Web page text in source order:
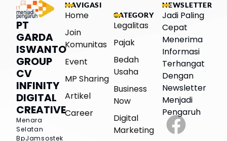
PT
GARDA
ISWANTO
GROUP
CV
INFINITY
DIGITAL
CREATIVE
Menara
Selatan
BpJamsostek
NAVIGASI
Home
Join
Komunitas
Event
MP Sharing
Artikel
Career
CATEGORY
Legalitas
Pajak
Bedah
Usaha
Business
Now
Digital
Marketing
NEWSLETTER
Jadi Paling
Cepat
Menerima
Informasi
Terhangat
Dengan
Newsletter
Menjadi
Pengaruh